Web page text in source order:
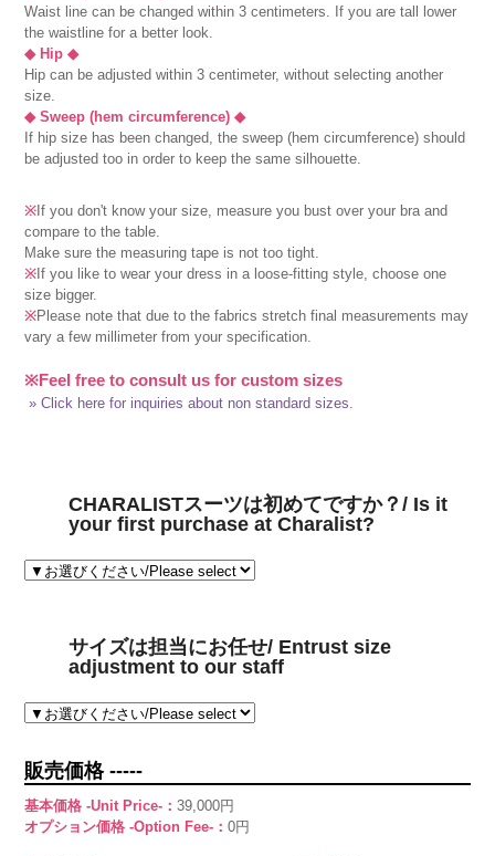
Waist line can be changed within 3 centimeters. If you are tall lower
the waistline for a better look.
◆ Hip ◆
Hip can be adjusted within 3 centimeter, without selecting another
size.
◆ Sweep (hem circumference) ◆
If hip size has been changed, the sweep (hem circumference) should
be adjusted too in order to keep the same silhouette.
※ If you don't know your size, measure you bust over your bra and
compare to the table.
Make sure the measuring tape is not too tight.
※ If you like to wear your dress in a loose-fitting style, choose one
size bigger.
※Please note that due to the fabrics stretch final measurements may
vary a few millimeter from your specification.
※Feel free to consult us for custom sizes
» Click here for inquiries about non standard sizes.
CHARALISTスーツは初めてですか？/ Is it
your first purchase at Charalist?
サイズは担当にお任せ/ Entrust size
adjustment to our staff
販売価格 -----
基本価格 -Unit Price-：39,000円
オプション価格 -Option Fee-：0円